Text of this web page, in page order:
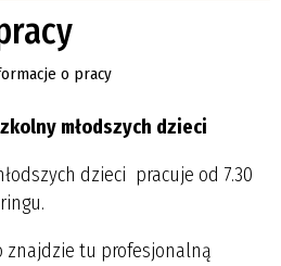
młodszych dzieci
dzieci pracuje od 7.30
tu profesjonalną